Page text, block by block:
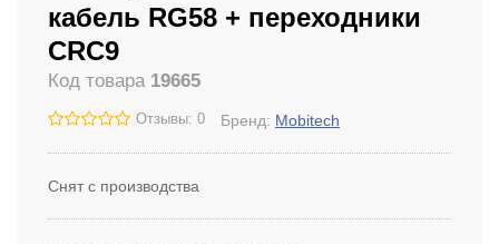
кабель RG58 + переходники
CRC9
Код товара 19665
Отзывы: 0 Бренд: Mobitech
Снят с производства